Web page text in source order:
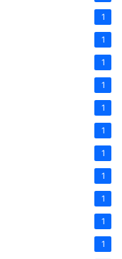
1
1
1
1
1
1
1
1
1
1
1